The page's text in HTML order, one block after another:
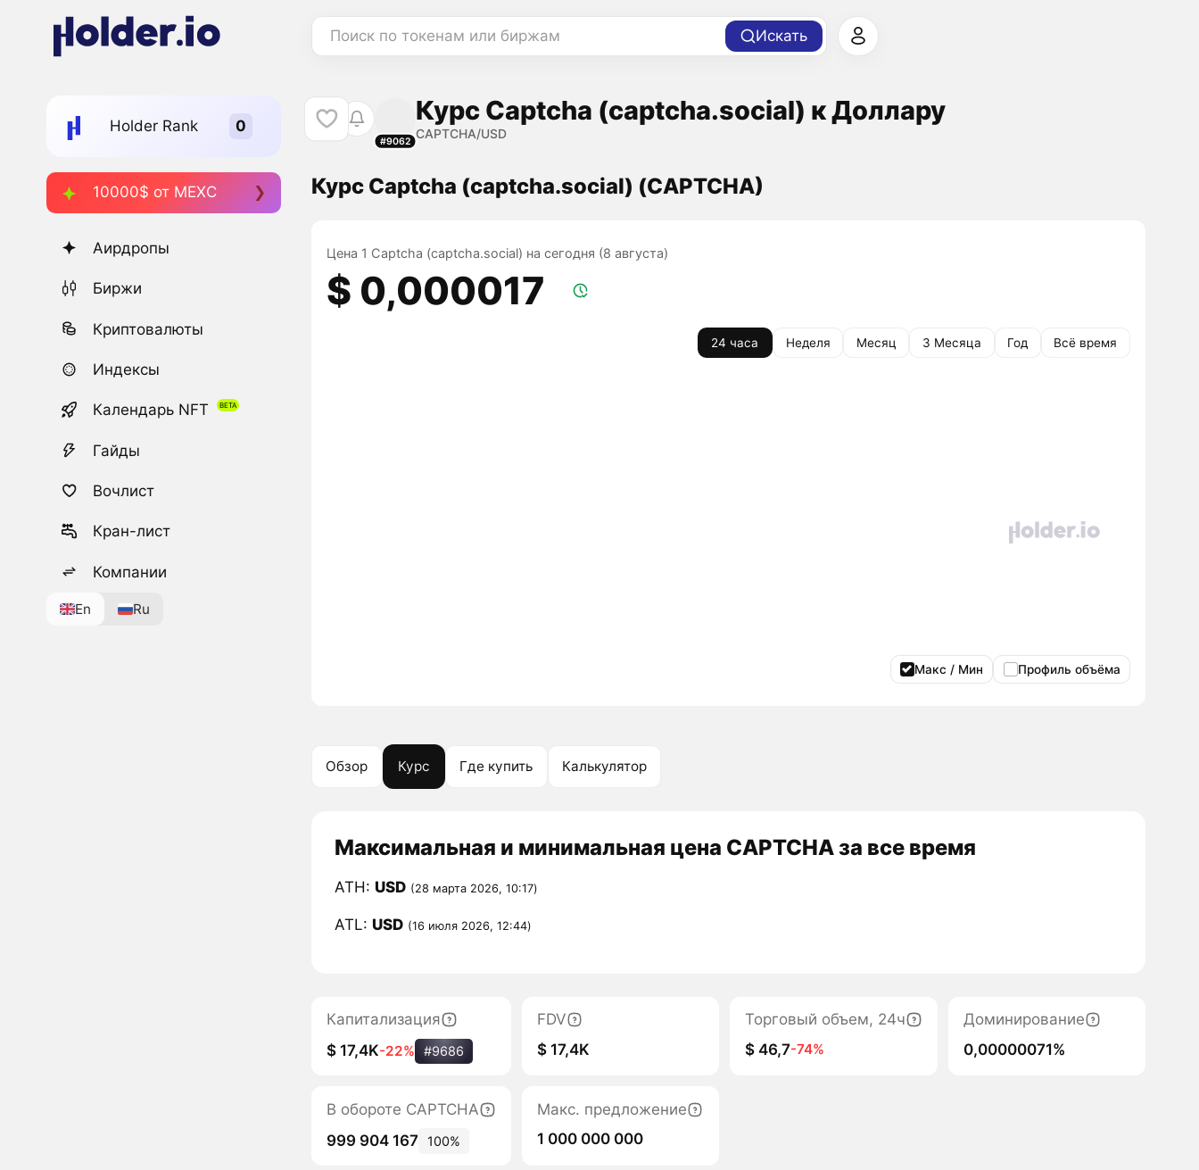
Поиск по токенам или биржам Искать
Holder Rank
10000$ от MEXC
Аирдропы
Биржи
Криптовалюты
Индексы
Календарь NFT
Гайды
Вочлист
Кран-лист
Компании
En Ru
#9062
Курс Captcha (captcha.social) к Доллару
CAPTCHA/USD
Курс Captcha (captcha.social) (CAPTCHA)
Цена 1 Captcha (captcha.social) на сегодня (8 августа)
$ 0,000017
24 часа Неделя Месяц 3 Месяца Год Всё время
Макс / Мин Профиль объёма
Обзор Курс Где купить Калькулятор
Максимальная и минимальная цена CAPTCHA за все время
ATH: USD (28 марта 2026, 10:17)
ATL: USD (16 июля 2026, 12:44)
Капитализация
$ 17,4K-22% #9686
FDV
$ 17,4K
Торговый объем, 24ч
$ 46,7-74%
Доминирование
0,00000071%
В обороте CAPTCHA
999 904 167
100%
Макс. предложение
1 000 000 000